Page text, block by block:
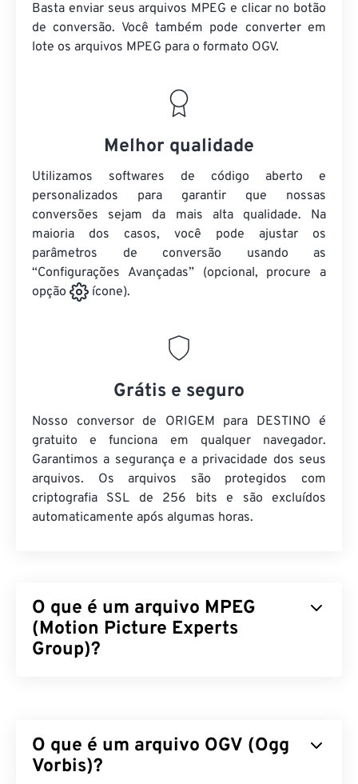
Basta enviar seus arquivos MPEG e clicar no botão
de conversão. Você também pode converter em
lote os arquivos MPEG para o formato OGV.
Melhor qualidade
Utilizamos softwares de código aberto e
personalizados para garantir que nossas
conversões sejam da mais alta qualidade. Na
maioria dos casos, você pode ajustar os
parâmetros de conversão usando as
“Configurações Avançadas” (opcional, procure a
opção
ícone).
Grátis e seguro
Nosso conversor de ORIGEM para DESTINO é
gratuito e funciona em qualquer navegador.
Garantimos a segurança e a privacidade dos seus
arquivos. Os arquivos são protegidos com
criptografia SSL de 256 bits e são excluídos
automaticamente após algumas horas.
O que é um arquivo MPEG
(Motion Picture Experts
Group)?
desenvolveu os padrões do formato. O formato de
arquivo emprega compressão sofisticada usando
O que é um arquivo OGV (Ogg
Vorbis)?